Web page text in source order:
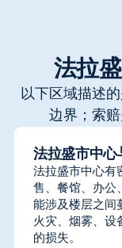
法拉
以下区域描述
边界；索
法拉盛市中
法拉盛市中心有
售、餐馆、办公
能涉及楼层之间
火灾、烟雾、设
的损失。